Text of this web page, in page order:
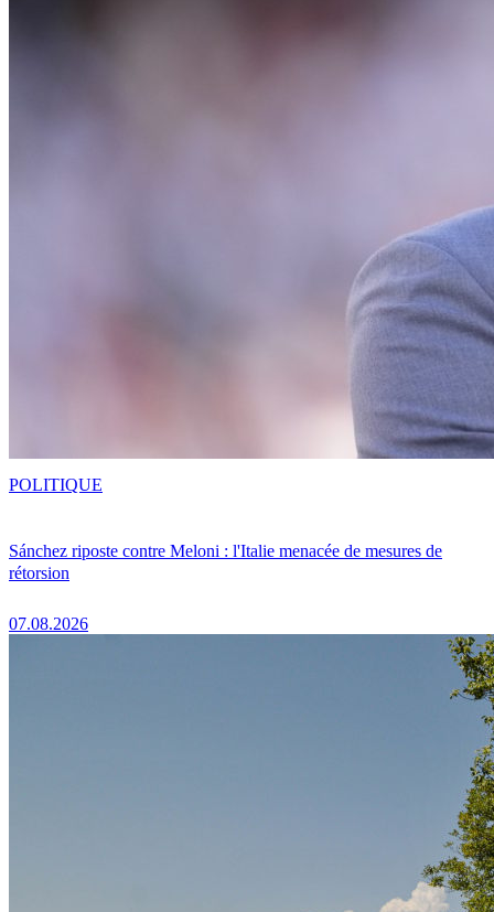
Sánchez riposte contre Meloni : l'Italie menacée de mesures de
rétorsion
07.08.2026
POLITIQUE